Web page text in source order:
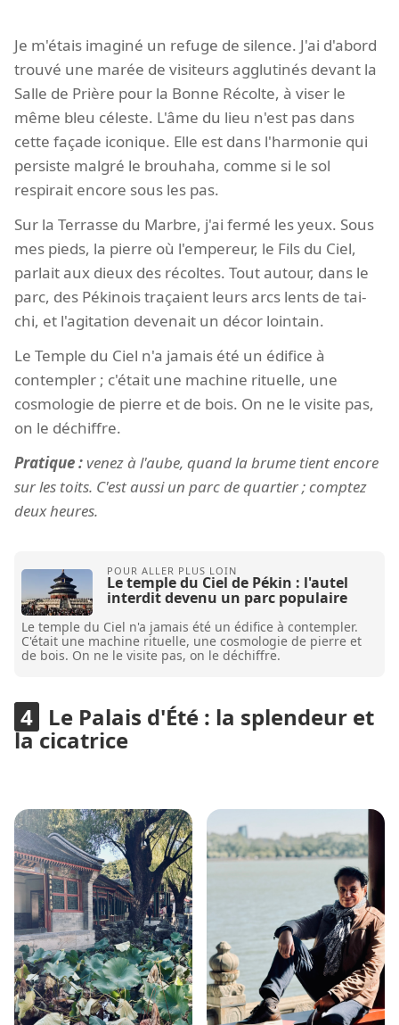
Je m'étais imaginé un refuge de silence. J'ai d'abord
trouvé une marée de visiteurs agglutinés devant la
Salle de Prière pour la Bonne Récolte, à viser le
même bleu céleste. L'âme du lieu n'est pas dans
cette façade iconique. Elle est dans l'harmonie qui
persiste malgré le brouhaha, comme si le sol
respirait encore sous les pas.
Sur la Terrasse du Marbre, j'ai fermé les yeux. Sous
mes pieds, la pierre où l'empereur, le Fils du Ciel,
parlait aux dieux des récoltes. Tout autour, dans le
parc, des Pékinois traçaient leurs arcs lents de tai-
chi, et l'agitation devenait un décor lointain.
Le Temple du Ciel n'a jamais été un édifice à
contempler ; c'était une machine rituelle, une
cosmologie de pierre et de bois. On ne le visite pas,
on le déchiffre.
Pratique : venez à l'aube, quand la brume tient encore
sur les toits. C'est aussi un parc de quartier ; comptez
deux heures.
Le temple du Ciel de Pékin : l'autel
interdit devenu un parc populaire
Le temple du Ciel n'a jamais été un édifice à contempler.
C'était une machine rituelle, une cosmologie de pierre et
de bois. On ne le visite pas, on le déchiffre.
Le Palais d'Été : la splendeur et
la cicatrice